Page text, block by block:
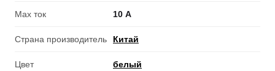
Max ток 10 А
Страна производитель Китай
Цвет белый